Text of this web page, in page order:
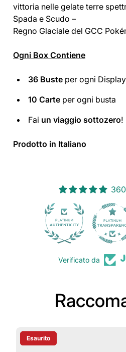
vittoria nelle gelate terre
Spada e Scudo –
Regno Glaciale del GCC
Ogni Box Contiene
36 Buste per ogni Display
10 Carte per ogni busta
Fai un viaggio sottozero!
Prodotto in Italiano
Verificato da
Etichetta Del Prodotto:
Esaurito